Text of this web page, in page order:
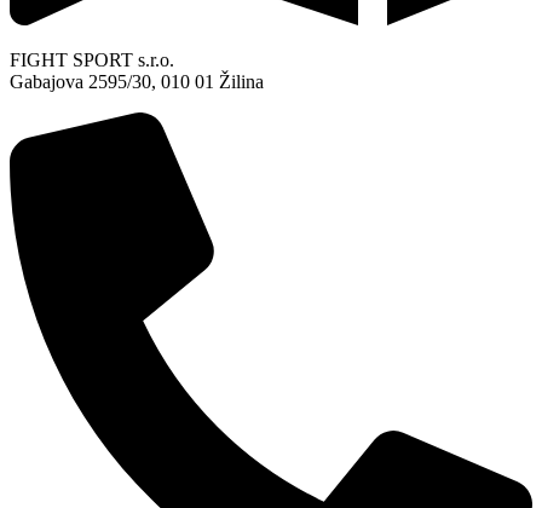
FIGHT SPORT s.r.o.
Gabajova 2595/30, 010 01 Žilina